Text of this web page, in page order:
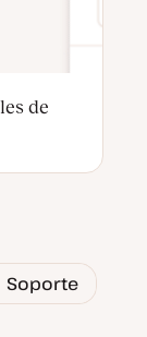
de
Soporte